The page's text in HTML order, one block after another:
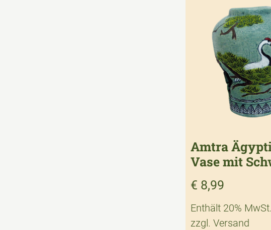
Amtra
Vase mit
€ 8,99
Enthält 20% MwSt.
zzgl. Versand